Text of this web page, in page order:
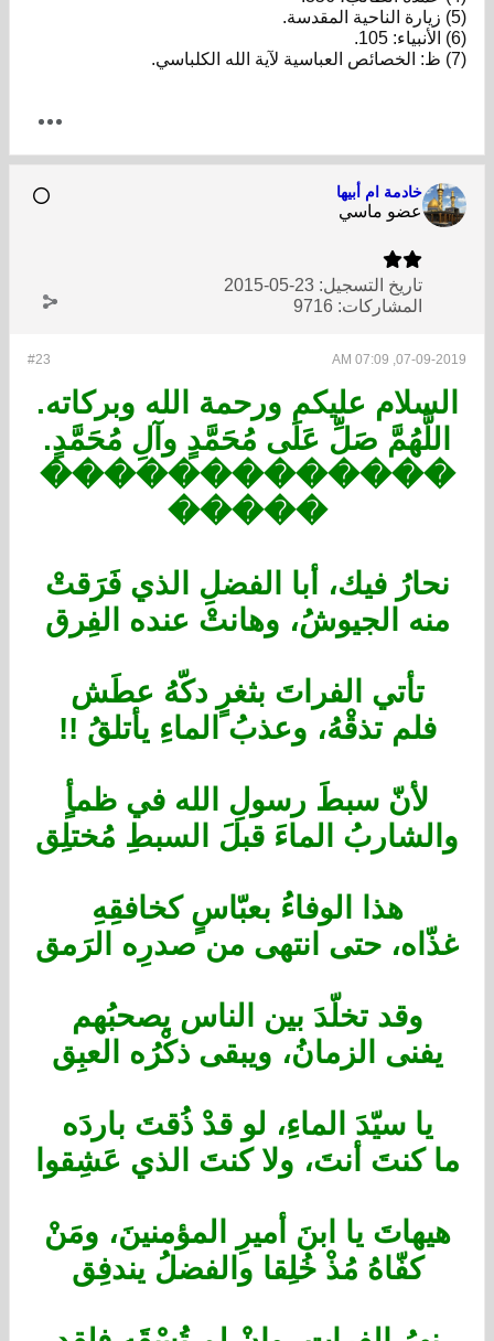
(5) زيارة الناحية المقدسة.
(6) الأنبياء: 105.
(7) ظ: الخصائص العباسية لآية الله الكلباسي.
خادمة ام أبيها
عضو ماسي
تاريخ التسجيل: 23-05-2015
المشاركات: 9716
#23 07-09-2019, 07:09 AM
السلام عليكم ورحمة الله وبركاته.
اللَّهُمَّ صَلِّ عَلَى مُحَمَّدٍ وآلِ مُحَمَّدٍ.
�������������
�����
نحارُ فيك، أبا الفضلِ الذي فَرَقتْ
منه الجيوشُ، وهانتْ عنده الفِرق
تأتي الفراتَ بثغرٍ دكّهُ عطَش
فلم تذقْهُ، وعذبُ الماءِ يأتلقُ !!
لأنّ سبطَ رسولِ الله في ظمأٍ
والشاربُ الماءَ قبلَ السبطِ مُختلِق
هذا الوفاءُ بعبّاسٍ كخافقِهِ
غذّاه، حتى انتهى من صدرِه الرَمق
وقد تخلّدَ بين الناس يصحبُهم
يفنى الزمانُ، ويبقى ذكْرُه العبِق
يا سيّدَ الماءِ، لو قدْ ذُقتَ باردَه
ما كنتَ أنتَ، ولا كنتَ الذي عَشِقوا
هيهاتَ يا ابنَ أميرِ المؤمنينَ، ومَنْ
كفّاهُ مُذْ خُلِقا والفضلُ يندفِق